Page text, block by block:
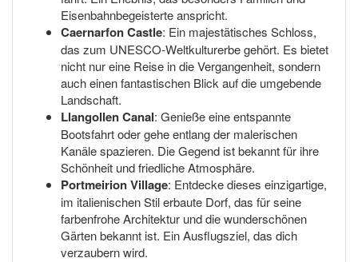
Eisenbahnbegeisterte anspricht.
Caernarfon Castle: Ein majestätisches Schloss,
das zum UNESCO-Weltkulturerbe gehört. Es bietet
nicht nur eine Reise in die Vergangenheit, sondern
auch einen fantastischen Blick auf die umgebende
Landschaft.
Llangollen Canal: Genieße eine entspannte
Bootsfahrt oder gehe entlang der malerischen
Kanäle spazieren. Die Gegend ist bekannt für ihre
Schönheit und friedliche Atmosphäre.
Portmeirion Village: Entdecke dieses einzigartige,
im italienischen Stil erbaute Dorf, das für seine
farbenfrohe Architektur und die wunderschönen
Gärten bekannt ist. Ein Ausflugsziel, das dich
verzaubern wird.